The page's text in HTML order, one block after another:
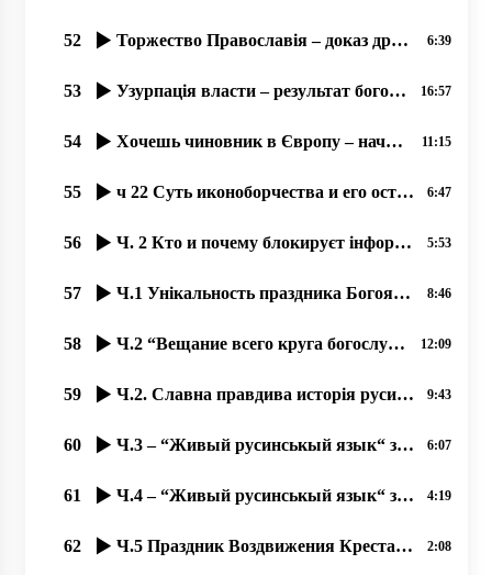
52 Торжество Православія – доказ древности вҍры и вҍрности древнім рҍшеніям. 6:39
53 Узурпація власти – результат богоборчества, 16.09.2020 прот. Димитрий Сидор 16:57
54 Хочешь чиновник в Європу – начинай уважати права русинов! 30.01.2020 11:15
55 ч 22 Суть иконоборчества и его остатки на Западе 17.10.2020. прот. Димитрий Сидор 6:47
56 Ч. 2 Кто и почему блокируєт інформацію о православных Ужгорода؟ 5:53
57 Ч.1 Унікальность праздника Богоявленія-2020 в Ужгороді на Уж-Иордані. 8:46
58 Ч.2 “Вещание всего круга богослужений во время карантина“, 18.09.2020 прот. Димитрий Сидор 12:09
59 Ч.2. Славна правдива исторія русинов! 9:43
60 Ч.3 – “Живый русинськый язык“ з Оленов Копинець-Барта од 14.11.2019 6:07
61 Ч.4 – “Живый русинськый язык“ з Оленов Копинець-Барта од 15.11.2019 4:19
62 Ч.5 Праздник Воздвижения Креста Господня – любимый праздник наших людей 23.09.2020, прот. Д. Сидор 2:08